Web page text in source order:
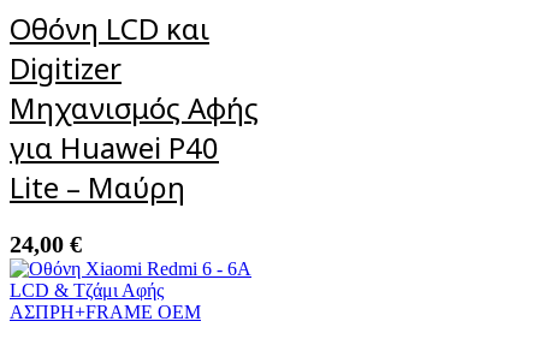
Οθόνη LCD και
Digitizer
Μηχανισμός Αφής
για Huawei P40
Lite – Μαύρη
24,00 €